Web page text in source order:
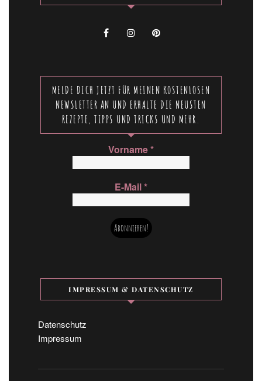
MELDE DICH JETZT FÜR MEINEN KOSTENLOSEN
NEWSLETTER AN UND ERHALTE DIE NEUSTEN
REZEPTE, TIPPS UND TRICKS UND MEHR.
Vorname*
E-Mail*
IMPRESSUM & DATENSCHUTZ
Datenschutz
Impressum